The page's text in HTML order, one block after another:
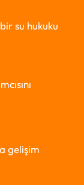
su hukuku
gelişim